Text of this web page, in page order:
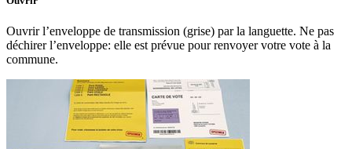
Ouvrir l’enveloppe de transmission (grise) par la languette. Ne pas
déchirer l’enveloppe: elle est prévue pour renvoyer votre vote à la
commune.